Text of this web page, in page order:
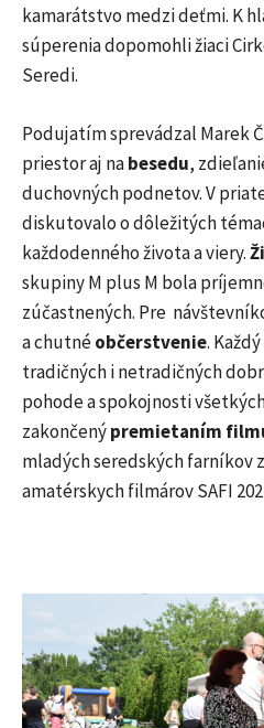
kamarátstvo medzi deťmi. K
súperenia dopomohli žiaci
Seredi.
Podujatím sprevádzal Marek
priestor aj nabesedu,
duchovných podnetov. V
diskutovalo o dôležitých
každodenného života a viery.
skupiny M plus M bola
zúčastnených. Pre
a chutnéobčerstvenie.
tradičných i netradičných
pohode a spokojnosti
zakončenýpremietaním
mladých seredských farníkov
amatérskych filmárov SAFI